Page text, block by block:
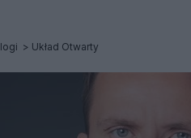
Układ Otwarty